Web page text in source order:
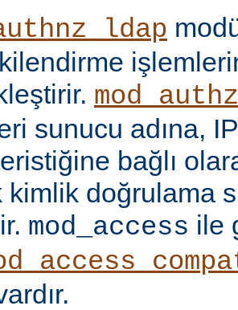
sunucu adına,
bağlı
kimlik doğrulama
mod_access ile